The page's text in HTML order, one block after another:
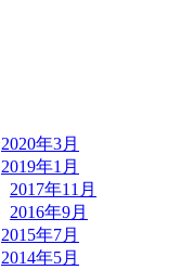
2020年3月
2019年1月
2017年11月
2016年9月
2015年7月
2014年5月